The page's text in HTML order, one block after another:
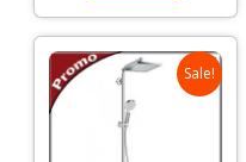
Sale!